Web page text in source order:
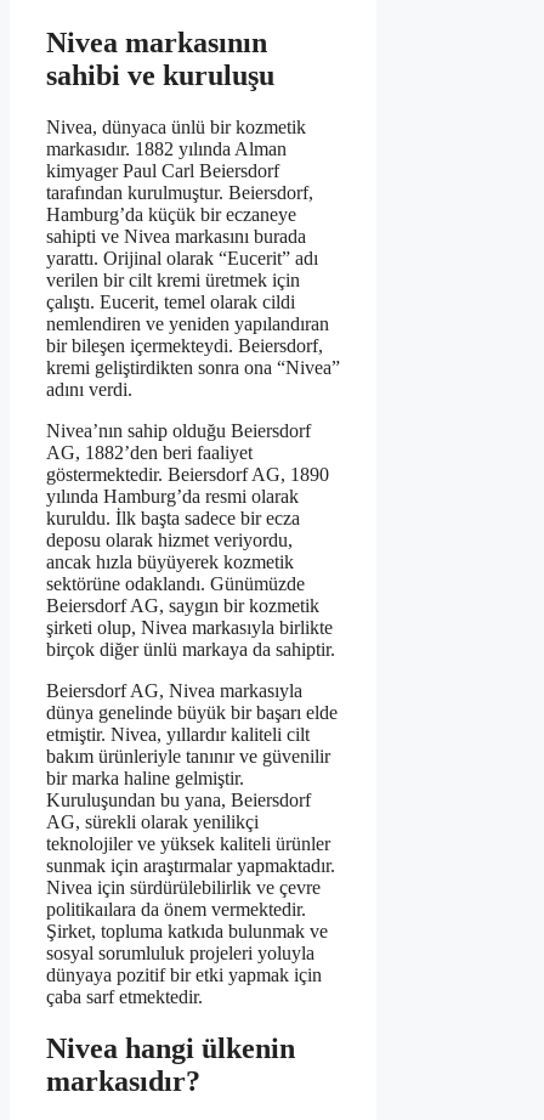
Nivea markasının
sahibi ve kuruluşu
Nivea, dünyaca ünlü bir kozmetik
markasıdır. 1882 yılında Alman
kimyager Paul Carl Beiersdorf
tarafından kurulmuştur. Beiersdorf,
Hamburg’da küçük bir eczaneye
sahipti ve Nivea markasını burada
yarattı. Orijinal olarak “Eucerit” adı
verilen bir cilt kremi üretmek için
çalıştı. Eucerit, temel olarak cildi
nemlendiren ve yeniden yapılandıran
bir bileşen içermekteydi. Beiersdorf,
kremi geliştirdikten sonra ona “Nivea”
adını verdi.
Nivea’nın sahip olduğu Beiersdorf
AG, 1882’den beri faaliyet
göstermektedir. Beiersdorf AG, 1890
yılında Hamburg’da resmi olarak
kuruldu. İlk başta sadece bir ecza
deposu olarak hizmet veriyordu,
ancak hızla büyüyerek kozmetik
sektörüne odaklandı. Günümüzde
Beiersdorf AG, saygın bir kozmetik
şirketi olup, Nivea markasıyla birlikte
birçok diğer ünlü markaya da sahiptir.
Beiersdorf AG, Nivea markasıyla
dünya genelinde büyük bir başarı elde
etmiştir. Nivea, yıllardır kaliteli cilt
bakım ürünleriyle tanınır ve güvenilir
bir marka haline gelmiştir.
Kuruluşundan bu yana, Beiersdorf
AG, sürekli olarak yenilikçi
teknolojiler ve yüksek kaliteli ürünler
sunmak için araştırmalar yapmaktadır.
Nivea için sürdürülebilirlik ve çevre
politikaılara da önem vermektedir.
Şirket, topluma katkıda bulunmak ve
sosyal sorumluluk projeleri yoluyla
dünyaya pozitif bir etki yapmak için
çaba sarf etmektedir.
Nivea hangi ülkenin
markasıdır?